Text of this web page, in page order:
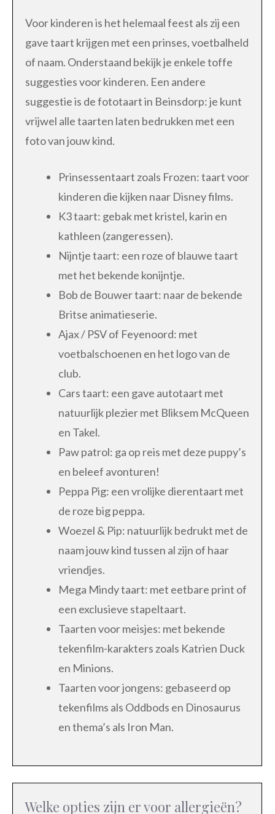
Voor kinderen is het helemaal feest als zij een
gave taart krijgen met een prinses, voetbalheld
of naam. Onderstaand bekijk je enkele toffe
suggesties voor kinderen. Een andere
suggestie is de fototaart in Beinsdorp: je kunt
vrijwel alle taarten laten bedrukken met een
foto van jouw kind.
Prinsessentaart zoals Frozen: taart voor
kinderen die kijken naar Disney films.
K3 taart: gebak met kristel, karin en
kathleen (zangeressen).
Nijntje taart: een roze of blauwe taart
met het bekende konijntje.
Bob de Bouwer taart: naar de bekende
Britse animatieserie.
Ajax / PSV of Feyenoord: met
voetbalschoenen en het logo van de
club.
Cars taart: een gave autotaart met
natuurlijk plezier met Bliksem McQueen
en Takel.
Paw patrol: ga op reis met deze puppy’s
en beleef avonturen!
Peppa Pig: een vrolijke dierentaart met
de roze big peppa.
Woezel & Pip: natuurlijk bedrukt met de
naam jouw kind tussen al zijn of haar
vriendjes.
Mega Mindy taart: met eetbare print of
een exclusieve stapeltaart.
Taarten voor meisjes: met bekende
tekenfilm-karakters zoals Katrien Duck
en Minions.
Taarten voor jongens: gebaseerd op
tekenfilms als Oddbods en Dinosaurus
en thema’s als Iron Man.
Welke opties zijn er voor allergieën?